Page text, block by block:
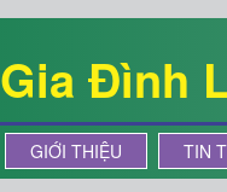
Gia Đình
GIỚI THIỆU TIN